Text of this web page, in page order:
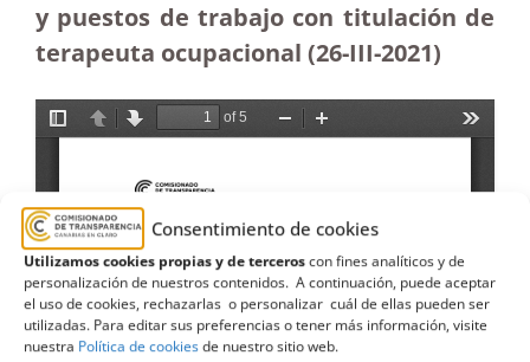
Consentimiento de cookies
Utilizamos cookies propias y de terceroscon fines analíticos y de
personalización de nuestros contenidos. A continuación, puede aceptar
el uso de cookies, rechazarlas o personalizar cuál de ellas pueden ser
utilizadas. Para editar sus preferencias o tener más información, visite
nuestra Política de cookiesde nuestro sitio web.
y puestos de trabajo con titulación de
terapeuta ocupacional (26-III-2021)